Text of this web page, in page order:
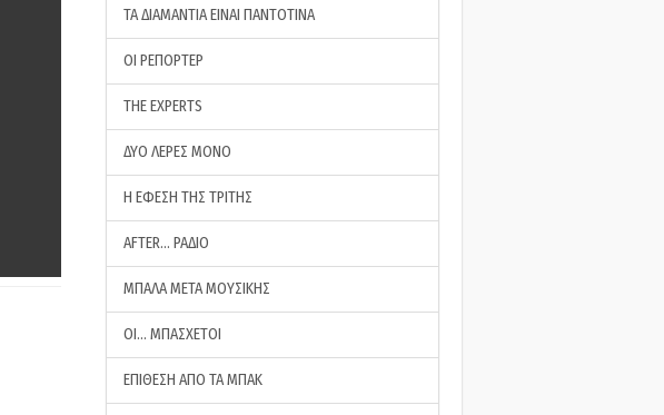
ΤΑ ΔΙΑΜΑΝΤΙΑ ΕΙΝΑΙ ΠΑΝΤΟΤΙΝΑ
ΟΙ ΡΕΠΟΡΤΕΡ
THE EXPERTS
ΔΥΟ ΛΕΡΕΣ ΜΟΝΟ
Η ΕΦΕΣΗ ΤΗΣ ΤΡΙΤΗΣ
AFTER… ΡΑΔΙΟ
ΜΠΑΛΑ ΜΕΤΑ ΜΟΥΣΙΚΗΣ
ΟΙ… ΜΠΑΣΧΕΤΟΙ
ΕΠΙΘΕΣΗ ΑΠΟ ΤΑ ΜΠΑΚ